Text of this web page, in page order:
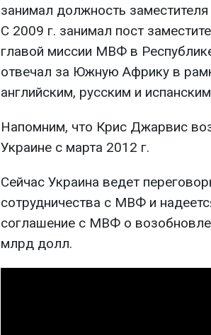
занимал должность
С 2009 г. занимал пост
главой миссии МВФ в
отвечал за Южную Африку в
английским, русским и
Напомним, что Крис Джарвис
Украине с марта 2012 г.
Сейчас Украина ведет
сотрудничества с МВФ и
соглашение с МВФ о
млрд долл.